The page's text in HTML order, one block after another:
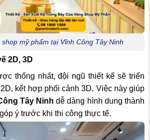
mỹ phẩm tại Vĩnh Công Tây Ninh
2D, 3D
thống nhất, đội ngũ thiết kế sẽ triển
kết hợp phối cảnh 3D. Việc này giúp
Tây Ninh dễ dàng hình dung thành
ý trước khi thi công thực tế.